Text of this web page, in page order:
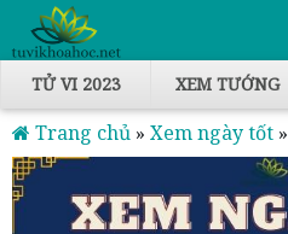
TỬ VI 2023 XEM TƯỚNG
Trang chủ » Xem ngày tốt »